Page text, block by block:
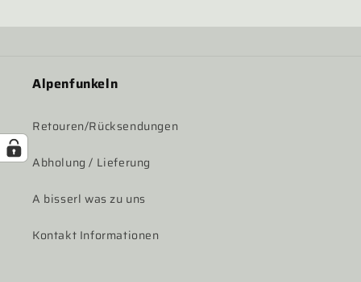
Alpenfunkeln
Retouren/Rücksendungen
Abholung / Lieferung
A bisserl was zu uns
Kontakt Informationen